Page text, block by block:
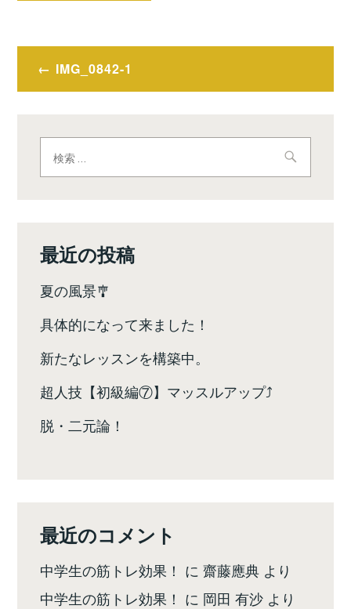
投
稿
ビ
ゲ
ョ
ン
IMG_0842-1
索:
最近の投稿
夏の風景🎐
具体的になって来ました！
新たなレッスンを構築中。
超人技【初級編⑦】マッスルアップ⤴️
脱・二元論！
最近のコメント
中学生の筋トレ効果！ に齋藤應典 より
中学生の筋トレ効果！ に 岡田 有沙 より